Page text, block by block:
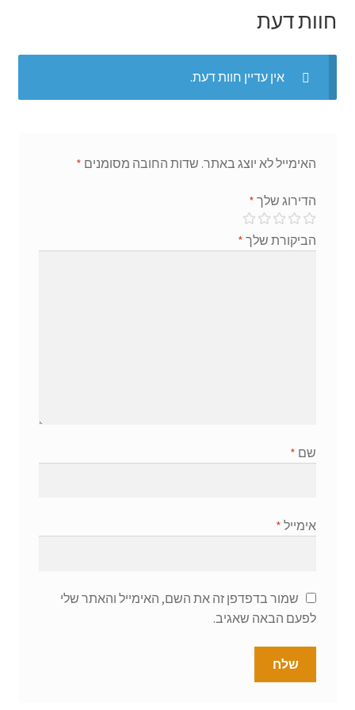
k
p
חוות דעת
אין עדיין חוות דעת.
האימייל לא יוצג באתר. שדות החובה מסומנים *
הדירוג שלך *
הביקורת שלך *
שם *
אימייל *
שמור בדפדפן זה את השם, האימייל והאתר שלי
לפעם הבאה שאגיב.